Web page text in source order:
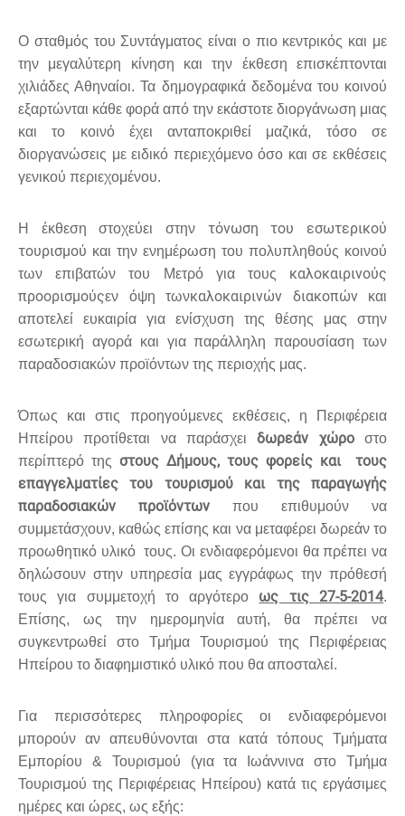
Ο σταθμός του Συντάγματος είναι ο πιο κεντρικός και με
την μεγαλύτερη κίνηση και την έκθεση επισκέπτονται
χιλιάδες Αθηναίοι. Τα δημογραφικά δεδομένα του κοινού
εξαρτώνται κάθε φορά από την εκάστοτε διοργάνωση μιας
και το κοινό έχει ανταποκριθεί μαζικά, τόσο σε
διοργανώσεις με ειδικό περιεχόμενο όσο και σε εκθέσεις
γενικού περιεχομένου.
Η έκθεση στοχεύει στην τόνωση του εσωτερικού
τουρισμού και την ενημέρωση του πολυπληθούς κοινού
των επιβατών του Μετρό για τους καλοκαιρινούς
προορισμούςεν όψη τωνκαλοκαιρινών διακοπώνκαι
αποτελεί ευκαιρία για ενίσχυση της θέσης μας στην
εσωτερική αγορά και για παράλληλη παρουσίαση των
παραδοσιακών προϊόντων της περιοχής μας.
Όπως και στις προηγούμενες εκθέσεις, η Περιφέρεια
Ηπείρου προτίθεται να παράσχειδωρεάν χώροστο
περίπτερό της στους Δήμους, τους φορείς και τους
επαγγελματίες του τουρισμού και της παραγωγής
παραδοσιακών προϊόντων που επιθυμούν να
συμμετάσχουν, καθώς επίσης και να μεταφέρει δωρεάν το
προωθητικό υλικό τους. Οι ενδιαφερόμενοι θα πρέπει να
δηλώσουν στην υπηρεσία μας εγγράφως την πρόθεσή
τους για συμμετοχή το αργότερο ως τις 27-5-2014.
Επίσης, ως την ημερομηνία αυτή, θα πρέπει να
συγκεντρωθεί στο Τμήμα Τουρισμού της Περιφέρειας
Ηπείρου το διαφημιστικό υλικό που θα αποσταλεί.
Για περισσότερες πληροφορίες οι ενδιαφερόμενοι
μπορούν αν απευθύνονται στα κατά τόπους Τμήματα
Εμπορίου & Τουρισμού (για τα Ιωάννινα στο Τμήμα
Τουρισμού της Περιφέρειας Ηπείρου) κατά τις εργάσιμες
ημέρες και ώρες, ως εξής: